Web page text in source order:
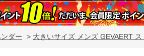
ダー > 大きいサイズ メンズ GEVAERT